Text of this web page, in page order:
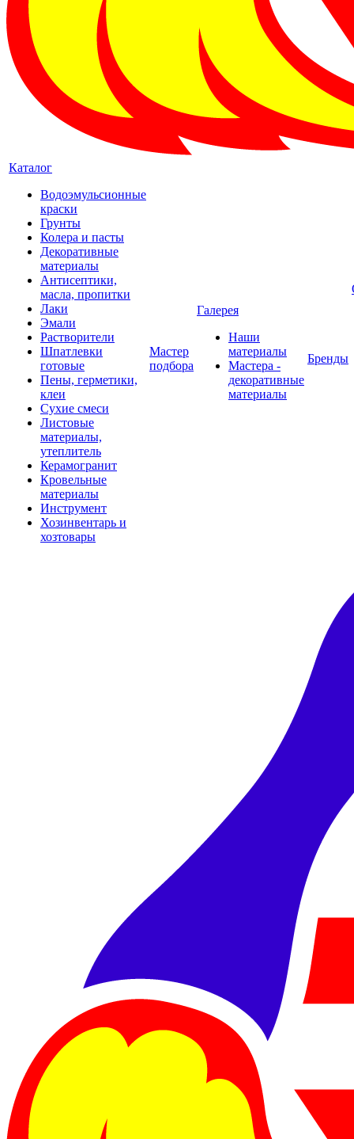
Каталог
Водоэмульсионные
краски
Грунты
Колера и пасты
Декоративные
материалы
Антисептики,
масла, пропитки
Лаки
Эмали
Растворители
Шпатлевки
готовые
Пены, герметики,
клеи
Сухие смеси
Листовые
материалы,
утеплитель
Керамогранит
Кровельные
материалы
Инструмент
Хозинвентарь и
хозтовары
Мастер
подбора
Галерея
Наши
материалы
Мастера -
декоративные
материалы
Бренды